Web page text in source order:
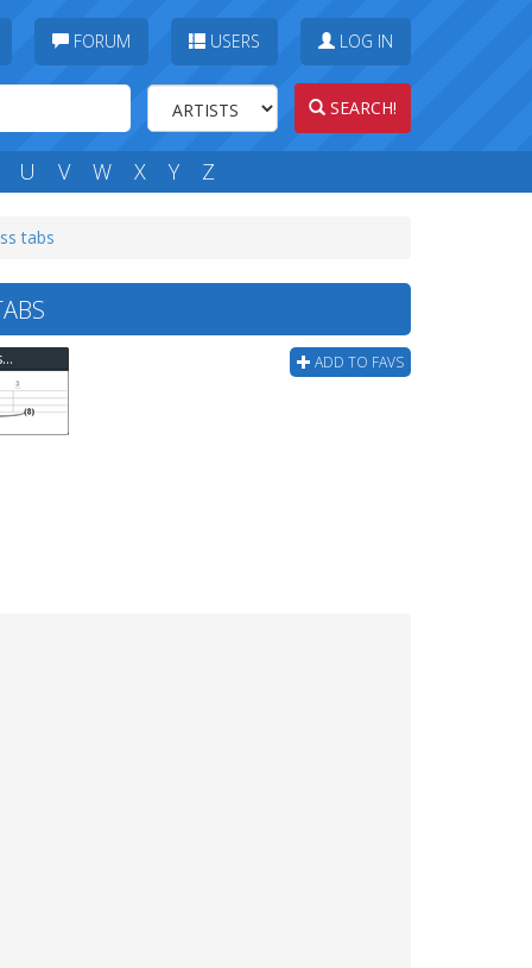
FORUM USERS LOG IN
SEARCH!
U V W X Y Z
tabs
ADD TO FAVS
Glassjaw - When One Eight Becomes Two Zeros Bass Tab